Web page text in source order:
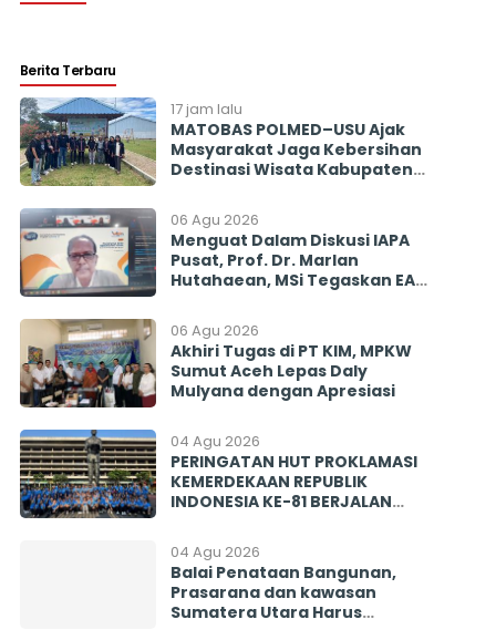
Berita Terbaru
17 jam lalu
MATOBAS POLMED–USU Ajak
Masyarakat Jaga Kebersihan
Destinasi Wisata Kabupaten
06 Agu 2026
Menguat Dalam Diskusi IAPA
Pusat, Prof. Dr. Marlan
Hutahaean, MSi Tegaskan EAP
Mencegah Politisasi Pirokrasi
06 Agu 2026
Akhiri Tugas di PT KIM, MPKW
Sumut Aceh Lepas Daly
Mulyana dengan Apresiasi
04 Agu 2026
PERINGATAN HUT PROKLAMASI
KEMERDEKAAN REPUBLIK
INDONESIA KE-81 BERJALAN
BANGSA
04 Agu 2026
Balai Penataan Bangunan,
Prasarana dan kawasan
Sumatera Utara Harus